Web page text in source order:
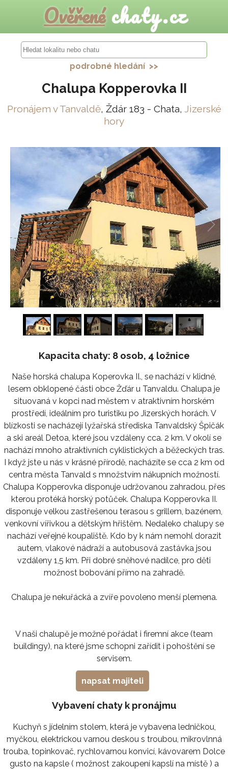
Ověřenéchaty.cz
podrobné hledání >>
Chalupa Kopperovka II
Pronájem v Tanvaldě, Ždár 183 - Chata, Jizerské
hory
1/24
Kapacita chaty: 8 osob, 4 ložnice
Naše horská chalupa Koperovka II., se nachází v klidné,
lesem obklopené části obce Žďár u Tanvaldu. Chalupa je
situovaná v kopci nad městem v atraktivním horském
prostředí, ideálním pro turistiku po Jizerských horách. V
blízkosti se nacházejí lyžařská střediska Tanvaldský Špičák
a ski areál Detoa, které jsou vzdáleny cca. 2 km. V okolí se
nachází mnoho atraktivních cyklistických a běžeckých tras.
I když jste u nás v krásné přírodě, nacházíte se cca 2 km od
centra města Tanvald s množstvím nákupních možností.
Chalupa Kopperovka disponuje udržovanou zahradou, přes
kterou protéká horský potůček. Chalupa Kopperovka II.
disponuje velkou zastřešenou terasou s grillem, bazénem,
venkovní vířivkou a dětským hřištěm. Nedaleko chalupy se
nachází veřejné koupaliště. Kdo by k nám nemohl dorazit
autem, vlakové nádraží a autobusová zastávka jsou
vzdáleny 1,5 km. Při dobré sněhové nadílce, pro děti
možnost bobování přímo na zahradě.
Chalupa je nekuřácká a zvíře povoleno menší plemena.
V naši chalupě je možné pořádat i firemní akce (team
buildingy), na které jsme schopni zařídit i pohoštění se
servisem.
napsat majiteli
Vybavení chaty k pronájmu
Kuchyň s jídelním stolem, která je vybavena ledničkou,
myčkou, elektrickou varnou deskou s troubou, mikrovlnná
trouba, topinkovač, rychlovarnou konvicí, kávovarem Dolce
gusto na kapsle ( možnost zakoupení kapslí na místě ) a